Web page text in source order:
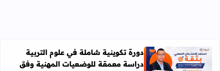
دورة تكوينية شاملة في علوم التربية
دراسة معمقة للوضعيات المهنية وفق